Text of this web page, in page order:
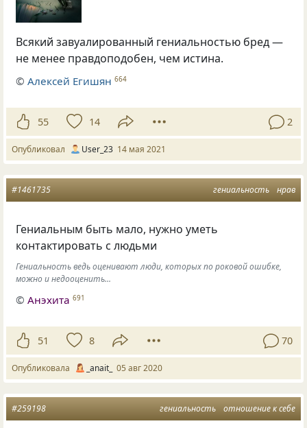
Всякий завуалированный гениальностью бред —
не менее правдоподобен, чем истина.
©Алексей Егишян 664
55 14 2
Опубликовал User_23 14 мая 2021
гениальность нрав
#1461735
Гениальным быть мало, нужно уметь
контактировать с людьми
Гениальность ведь оценивают люди, которых по роковой ошибке,
можно и недооценить...
©Анэхита 691
51 8 70
Опубликовала _anait_ 05 авг 2020
гениальность отношение к себе
#259198